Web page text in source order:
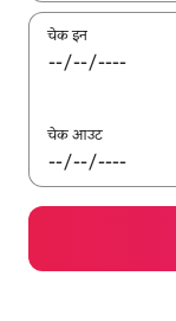
चेक इन
चेक आउट